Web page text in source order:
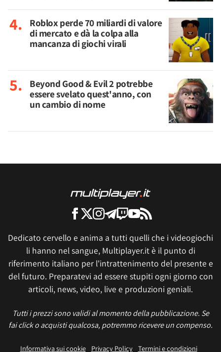
Roblox perde 70 miliardi di valore
di mercato e dà la colpa alla
mancanza di giochi virali
Beyond Good & Evil 2 potrebbe
essere svelato quest'anno, con
un cambio di nome
Dedicato cervello e anima a tutti quelli che i videogiochi
li hanno nel sangue, Multiplayer.it è il punto di
riferimento italiano per l'intrattenimento del presente e
del futuro. Preparatevi ad essere stupiti ogni giorno con
articoli, news, video, live e produzioni geniali.
Tutti i prezzi sono validi al momento della pubblicazione. Se
fai click o acquisti qualcosa, potremmo ricevere un compenso.
Informativa sui cookie Privacy Policy Termini e condizioni